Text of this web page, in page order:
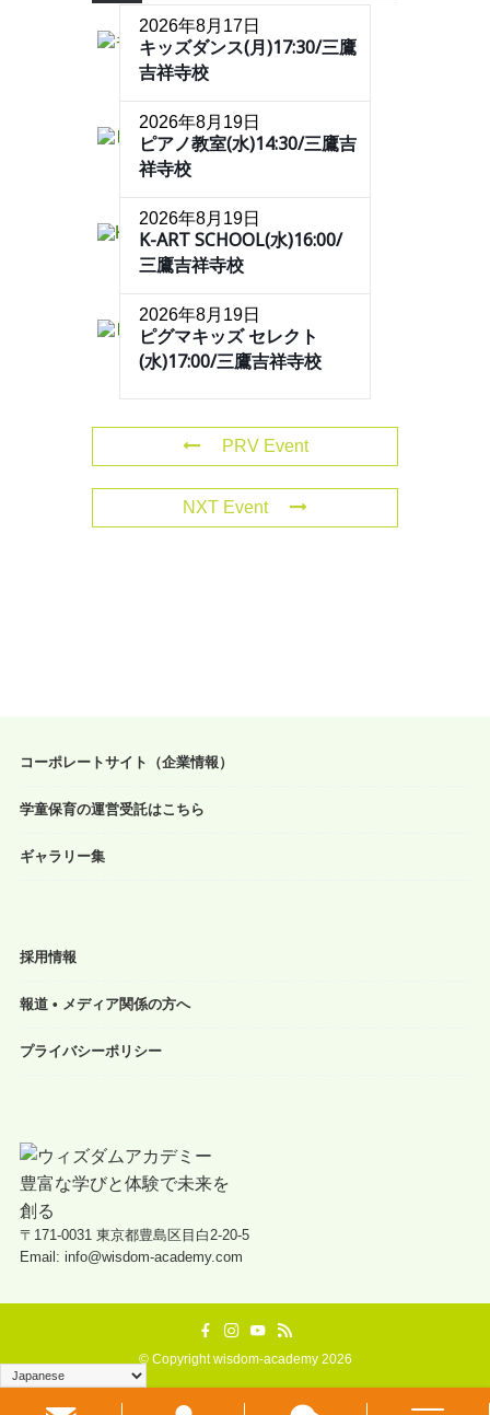
2026年8月17日
キッズダンス(月)17:30/三鷹
吉祥寺校
2026年8月19日
ピアノ教室(水)14:30/三鷹吉
祥寺校
2026年8月19日
K-ART SCHOOL(水)16:00/
三鷹吉祥寺校
2026年8月19日
ピグマキッズ セレクト
(水)17:00/三鷹吉祥寺校
PRV Event
NXT Event
コーポレートサイト（企業情報）
学童保育の運営受託はこちら
ギャラリー集
採用情報
報道 • メディア関係の方へ
プライバシーポリシー
〒171-0031 東京都豊島区目白2-20-5
Email: info@wisdom-academy.com
©Copyright wisdom-academy 2026